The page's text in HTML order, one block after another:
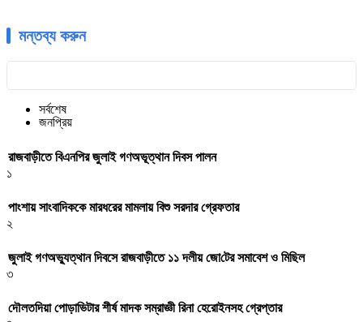
মন্তব্য করুন
সর্বশেষ
জনপ্রিয়
রাজবাড়ীতে বিএন‌পির জুলাই গণঅভূত্থান দিবস পালন
১
পাংশায় সাংবাদিককে মারধরের মামলায় বিশু সরদার গ্রেফতার
২
জুলাই গণঅভ্যুত্থান দিবসে রাজবাড়ীতে ১১ দলীয় জো‌টের সমাবেশ ও মি‌ছিল
৩
দৌলতদিয়া পোড়াভিটার শীর্ষ মাদক সম্রাজ্ঞী রিনা হেরোইনসহ গ্রেপ্তার